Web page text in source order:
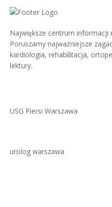
Największe centrum informacji
Poruszamy najważniejsze
kardiologia, rehabilitacja,
lektury.
USG Piersi Warszawa
urolog warszawa